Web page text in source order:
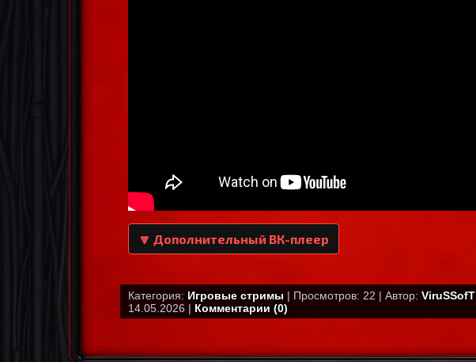
🔽 Дополнительный ВК-плеер
Категория: Игровые стримы | Просмотров: 22 | Автор: ViruSSofT
14.05.2026 | Комментарии (0)